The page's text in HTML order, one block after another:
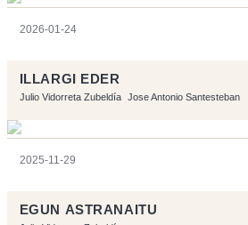
2026-01-24
ILLARGI EDER
Julio Vidorreta Zubeldía Jose Antonio Santesteban
2025-11-29
EGUN ASTRANAITU